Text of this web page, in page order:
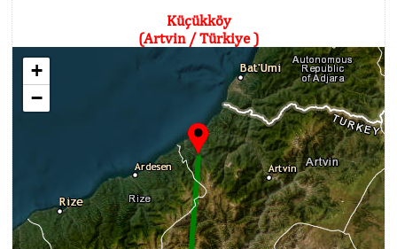
Küçükköy
(Artvin / Türkiye )
+
−